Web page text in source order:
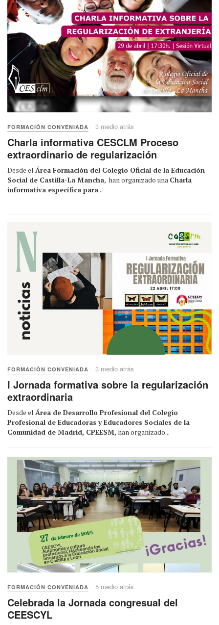
FORMACIÓN CONVENIADA 3 medio atrás
Charla informativa CESCLM Proceso
extraordinario de regularización
Desde el Área Formación del Colegio Oficial de la Educación
Social de Castilla-La Mancha, han organizado una Charla
informativa específica para...
FORMACIÓN CONVENIADA 3 medio atrás
I Jornada formativa sobre la regularización
extraordinaria
Desde el Área de Desarrollo Profesional del Colegio
Profesional de Educadoras y Educadores Sociales de la
Comunidad de Madrid, CPEESM, han organizado...
FORMACIÓN CONVENIADA 5 medio atrás
Celebrada la Jornada congresual del
CEESCYL